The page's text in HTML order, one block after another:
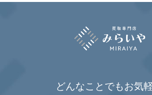
どんなことでもお気